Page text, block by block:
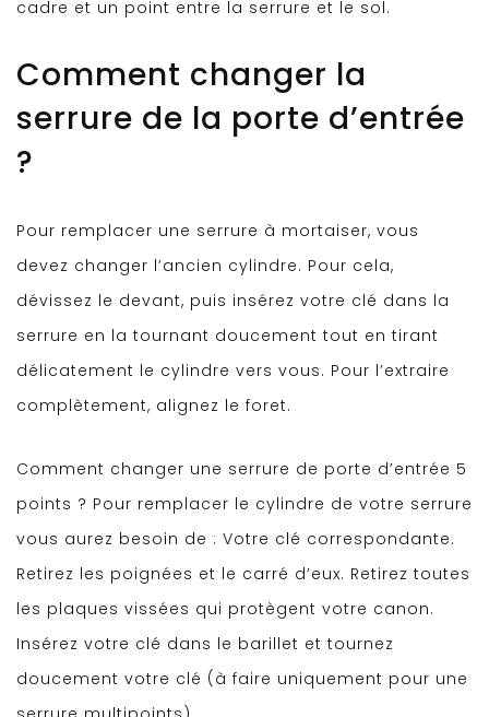
cadre et un point entre la serrure et le sol.
Comment changer la
serrure de la porte d’entrée
?
Pour remplacer une serrure à mortaiser, vous
devez changer l’ancien cylindre. Pour cela,
dévissez le devant, puis insérez votre clé dans la
serrure en la tournant doucement tout en tirant
délicatement le cylindre vers vous. Pour l’extraire
complètement, alignez le foret.
Comment changer une serrure de porte d’entrée 5
points ? Pour remplacer le cylindre de votre serrure
vous aurez besoin de : Votre clé correspondante.
Retirez les poignées et le carré d’eux. Retirez toutes
les plaques vissées qui protègent votre canon.
Insérez votre clé dans le barillet et tournez
doucement votre clé (à faire uniquement pour une